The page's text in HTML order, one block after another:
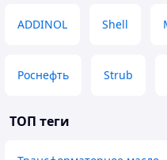
ADDINOL Shell
Роснефть Strub
ТОП теги